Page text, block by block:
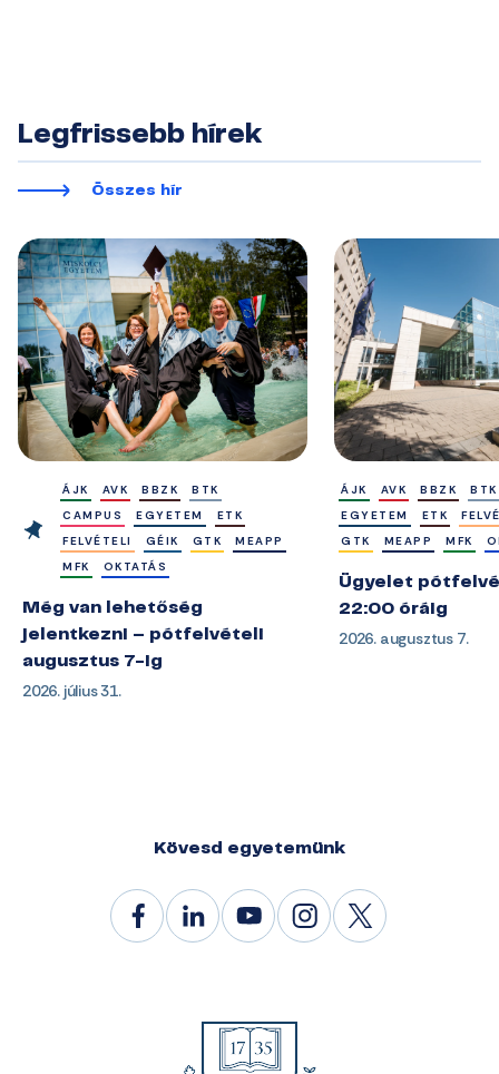
Legfrissebb hírek
Összes hír
ÁJK AVK BBZK
BTK
CAMPUS
EGYETEM
ETK
FELVÉTELI
GÉIK GTK
MEAPP
MFK
OKTATÁS
Még van lehetőség
jelentkezni – pótfelvételi
augusztus 7-ig
2026. július 31.
ÁJK AVK BBZK
BTK
EGYETEM
ETK
GTK
MEAPP MFK
Ügyelet
22:00 óráig
2026. augusztus 7.
Kövesd egyetemünk